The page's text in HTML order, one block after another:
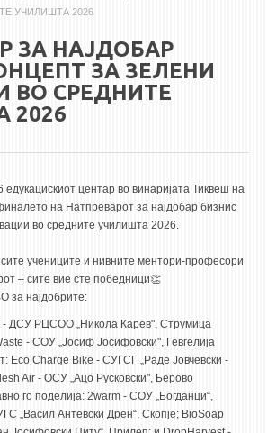
УЧИЛИШТА 2026
ЗА НАЈДОБАР
ЗА ЗЕЛЕНИ
ВО СРЕДНИТЕ
2026
центар во винаријата Тиквеш на
на Натпреварот за најдобар бизнис
во средните училишта 2026.
учениците и нивните ментори-професори
– сите вие сте победници👏
за најдобрите:
- ДСУ РЦСОО „Никола Карев", Струмица
- СОУ „Јосиф Јосифовски", Гевгелија
Eco Charge Bike - СУГСГ „Раде Јовчевски -
Air - ОСУ „Ацо Русковски", Берово
го поделија: 2warm - СОУ „Богданци“,
„Васил Антевски Дрен“, Скопје; BioSoap